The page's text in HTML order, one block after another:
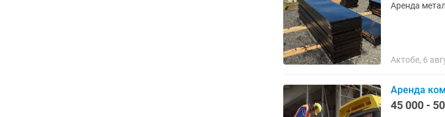
Аренда
Актобе, 6
Аренда
45 000 -